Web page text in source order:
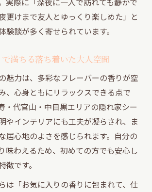
更けまで友人とゆっくり楽しめた」と
験談が多く寄せられています。
満ちる落ち着いた大人空間
魅力は、多彩なフレーバーの香りが空
、心身ともにリラックスできる点で
・代官山・中目黒エリアの隠れ家シー
やインテリアにも工夫が凝らされ、ま
居心地のよさを感じられます。自分の
味わえるため、初めての方でも安心し
徴です。
は「お気に入りの香りに包まれて、仕